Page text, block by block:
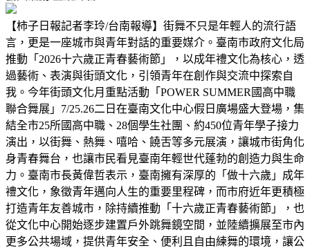
【柿子日報記者李玲/台南報導】街舞不只是年輕人的流行語
言，更是一座城市與青年對話的重要媒介。臺南市政府文化局
推動「2026十六歲正青春藝術節」，以成年禮文化為核心，透
過藝術、表演與街頭文化，引領青年在創作與交流中探索自
我。今年街頭文化月重點活動「POWER SUMMER國高中職
聯合舞展」7/25.26二日在臺南文化中心假日廣場盛大登場，集
結全市25所國高中職、28個學生社團、約450位青年學子接力
演出，以街舞、熱舞、嘻哈、饒舌等多元展演，讓城市街角化
身青春舞台，也讓市民看見臺南年輕世代蓬勃的創造力與生命
力。臺南市長黃偉哲表示，臺南擁有深厚的「做十六歲」成年
禮文化，象徵青年邁向人生的重要里程碑，而市府近年更積極
打造青年友善城市，除持續推動「十六歲正青春藝術節」，也
從文化中心開始逐步建置戶外跳舞鏡空間，並陸續擴展至市內
更多公共場域，提供青年安全、便利且自由練舞的環境，讓公